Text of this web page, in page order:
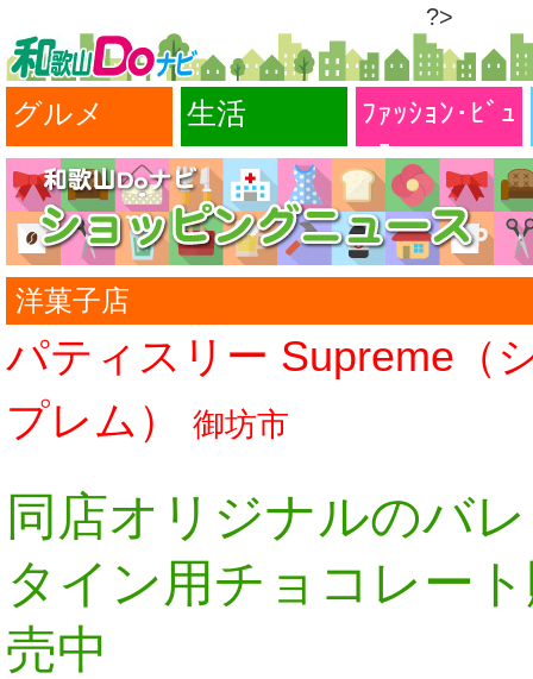
?>
グルメ 生活
ﾌｧｯｼｮﾝ･ﾋﾞｭ
ｰﾃｨｰ
洋菓子店
パティスリー Supreme（
プレム）
御坊市
同店オリジナルのバ
タイン用チョコレー
売中